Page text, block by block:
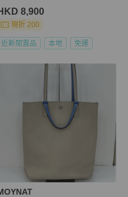
8,900
現折 200
近新閒置品 本地 免運